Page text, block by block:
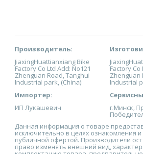
Производитель:
JiaxingHuattianxiang Bike
Factory Co Ltd Add: No121
Zhenguan Road, Tanghui
Industrial park, (China)
Factory Co
Zhenguan
Industrial
Импортер:
ИП Лукашевич
г.Минск,
Данная информация о товаре
исключительно в целях ознакомления и
публичной офертой. Производители
право изменять внешний вид,